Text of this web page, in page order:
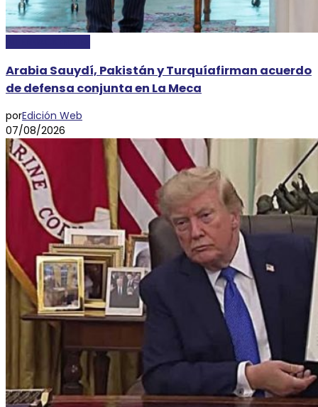
Arabia Sauydí, Pakistán y Turquíafirman acuerdo
de defensa conjunta en La Meca
porEdición Web
07/08/2026